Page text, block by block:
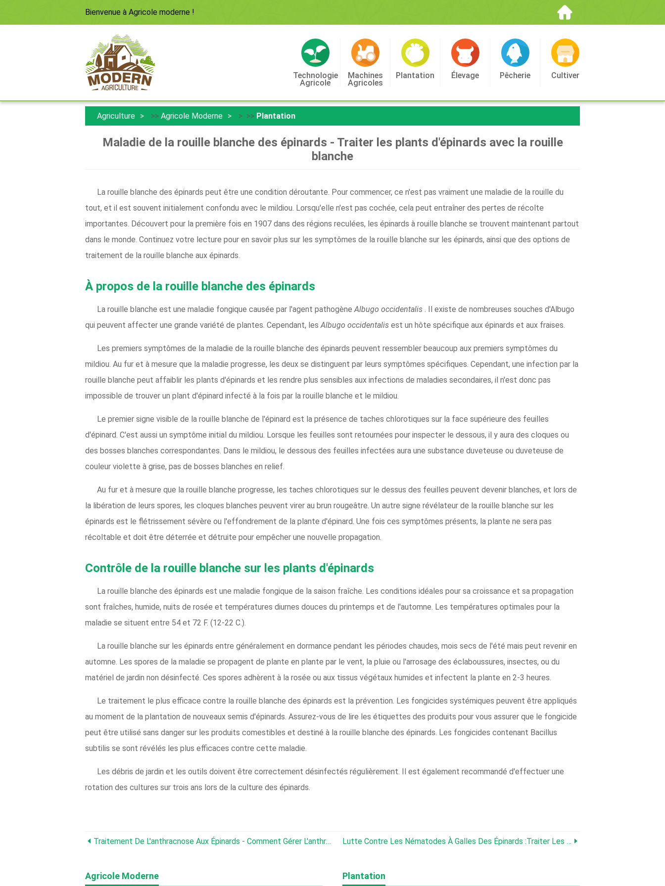
Bienvenue à Agricole moderne !
Technologie
Agricole
Machines
Agricoles
Plantation Élevage Pêcherie Cultiver
Agriculture >> Agricole Moderne > >> Plantation
Maladie de la rouille blanche des épinards - Traiter les plants d'épinards avec la rouille
blanche
La rouille blanche des épinards peut être une condition déroutante. Pour commencer, ce n'est pas vraiment une maladie de la rouille du
tout, et il est souvent initialement confondu avec le mildiou. Lorsqu'elle n'est pas cochée, cela peut entraîner des pertes de récolte
importantes. Découvert pour la première fois en 1907 dans des régions reculées, les épinards à rouille blanche se trouvent maintenant partout
dans le monde. Continuez votre lecture pour en savoir plus sur les symptômes de la rouille blanche sur les épinards, ainsi que des options de
traitement de la rouille blanche aux épinards.
À propos de la rouille blanche des épinards
La rouille blanche est une maladie fongique causée par l'agent pathogèneAlbugo occidentalis . Il existe de nombreuses souches d'Albugo
qui peuvent affecter une grande variété de plantes. Cependant, lesAlbugo occidentalis est un hôte spécifique aux épinards et aux fraises.
Les premiers symptômes de la maladie de la rouille blanche des épinards peuvent ressembler beaucoup aux premiers symptômes du
mildiou. Au fur et à mesure que la maladie progresse, les deux se distinguent par leurs symptômes spécifiques. Cependant, une infection par la
rouille blanche peut affaiblir les plants d'épinards et les rendre plus sensibles aux infections de maladies secondaires, il n'est donc pas
impossible de trouver un plant d'épinard infecté à la fois par la rouille blanche et le mildiou.
Le premier signe visible de la rouille blanche de l'épinard est la présence de taches chlorotiques sur la face supérieure des feuilles
d'épinard. C'est aussi un symptôme initial du mildiou. Lorsque les feuilles sont retournées pour inspecter le dessous, il y aura des cloques ou
des bosses blanches correspondantes. Dans le mildiou, le dessous des feuilles infectées aura une substance duveteuse ou duveteuse de
couleur violette à grise, pas de bosses blanches en relief.
Au fur et à mesure que la rouille blanche progresse, les taches chlorotiques sur le dessus des feuilles peuvent devenir blanches, et lors de
la libération de leurs spores, les cloques blanches peuvent virer au brun rougeâtre. Un autre signe révélateur de la rouille blanche sur les
épinards est le flétrissement sévère ou l'effondrement de la plante d'épinard. Une fois ces symptômes présents, la plante ne sera pas
récoltable et doit être déterrée et détruite pour empêcher une nouvelle propagation.
Contrôle de la rouille blanche sur les plants d'épinards
La rouille blanche des épinards est une maladie fongique de la saison fraîche. Les conditions idéales pour sa croissance et sa propagation
sont fraîches, humide, nuits de rosée et températures diurnes douces du printemps et de l'automne. Les températures optimales pour la
maladie se situent entre 54 et 72 F. (12-22 C.).
La rouille blanche sur les épinards entre généralement en dormance pendant les périodes chaudes, mois secs de l'été mais peut revenir en
automne. Les spores de la maladie se propagent de plante en plante par le vent, la pluie ou l'arrosage des éclaboussures, insectes, ou du
matériel de jardin non désinfecté. Ces spores adhèrent à la rosée ou aux tissus végétaux humides et infectent la plante en 2-3 heures.
Le traitement le plus efficace contre la rouille blanche des épinards est la prévention. Les fongicides systémiques peuvent être appliqués
au moment de la plantation de nouveaux semis d'épinards. Assurez-vous de lire les étiquettes des produits pour vous assurer que le fongicide
peut être utilisé sans danger sur les produits comestibles et destiné à la rouille blanche des épinards. Les fongicides contenant Bacillus
subtilis se sont révélés les plus efficaces contre cette maladie.
Les débris de jardin et les outils doivent être correctement désinfectés régulièrement. Il est également recommandé d'effectuer une
rotation des cultures sur trois ans lors de la culture des épinards.
Traitement De L'anthracnose Aux Épinards - Comment Gérer L'anthracnose Des Épinards Lutte Contre Les Nématodes À Galles Des Épinards :traiter Les Épinards Avec Les Nématodes À Galles
Agricole Moderne Plantation